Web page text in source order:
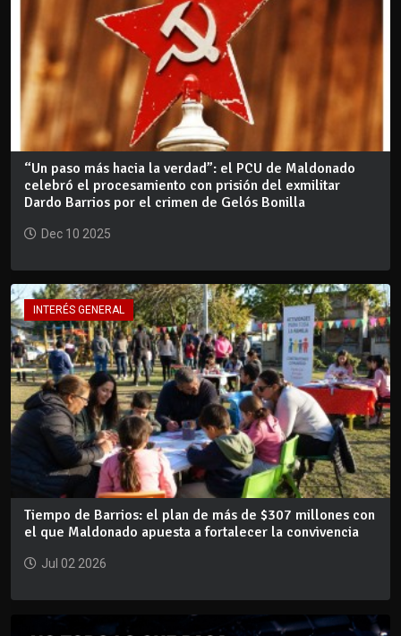
“Un paso más hacia la verdad”: el PCU de Maldonado
celebró el procesamiento con prisión del exmilitar
Dardo Barrios por el crimen de Gelós Bonilla
Dec 10 2025
INTERÉS GENERAL
Tiempo de Barrios: el plan de más de $307 millones con
el que Maldonado apuesta a fortalecer la convivencia
Jul 02 2026